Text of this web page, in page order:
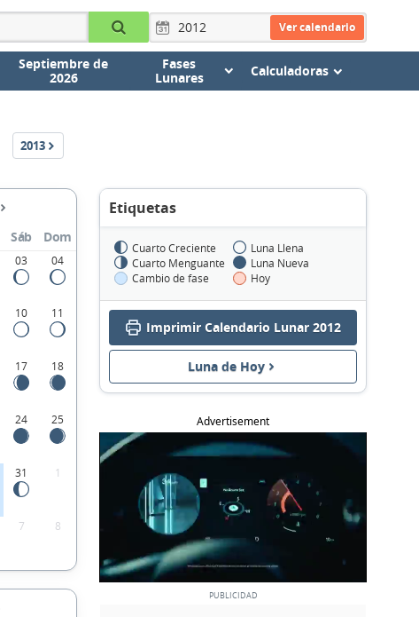
Ver calendario
Septiembre de
2026
Fases
Lunares
Calculadoras
2013
Sáb Dom
03 04
10 11
17 18
24 25
31 1
7 8
Etiquetas
Cuarto Creciente
Luna Llena
Cuarto Menguante
Luna Nueva
Cambio de fase
Hoy
Imprimir Calendario Lunar 2012
Luna de Hoy
Advertisement